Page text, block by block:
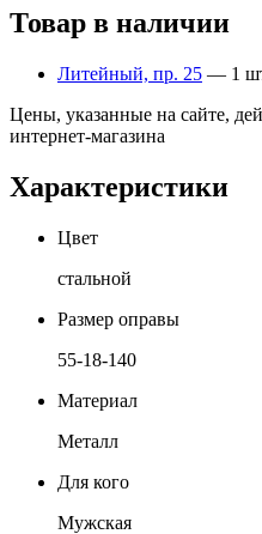
Товар в наличии
Литейный, пр. 25 — 1
Цены, указанные на сайте,
интернет-магазина
Характеристики
Цвет
стальной
Размер оправы
55-18-140
Материал
Металл
Для кого
Мужская